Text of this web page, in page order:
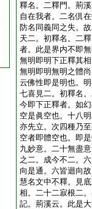
釋名。二釋門。荊
自在我者。二名倶
防名同義同之失。
天二。初釋名。二
者。此是界内不即
無明即明下正釋其
無明即明無明之體
云佛性即是明也。
七喜見二。初釋名
今即下正釋者。如
空是眞空也。十八
亦先立。次四種乃
空者即體空也。即
九妙意。二十無盡
之二。成今不二。
向是通。六皆迴向
慧名文中不釋。見
相。二十二寂根二
記。荊溪云。此是